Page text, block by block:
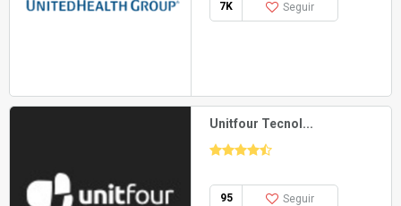
7K Seguir
Unitfour Tecnol...
95 Seguir